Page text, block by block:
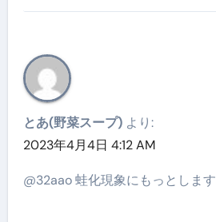
とあ(野菜スープ) より:
2023年4月4日 4:12 AM
@32aao 蛙化現象にもっとします